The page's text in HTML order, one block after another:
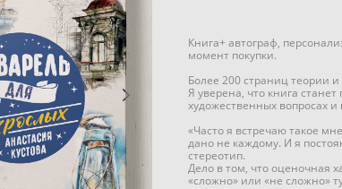
Книга+ автограф,
момент покупки.
Более 200 страниц теории
Я уверена, что книга
художественных вопросах
«Часто я встречаю такое
дано не каждому. И я
стереотип.
Дело в том, что оценочная
«сложно» или «не сложно»